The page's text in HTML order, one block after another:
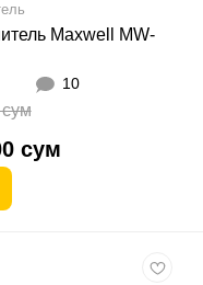
Maxwell MW-
10
сум